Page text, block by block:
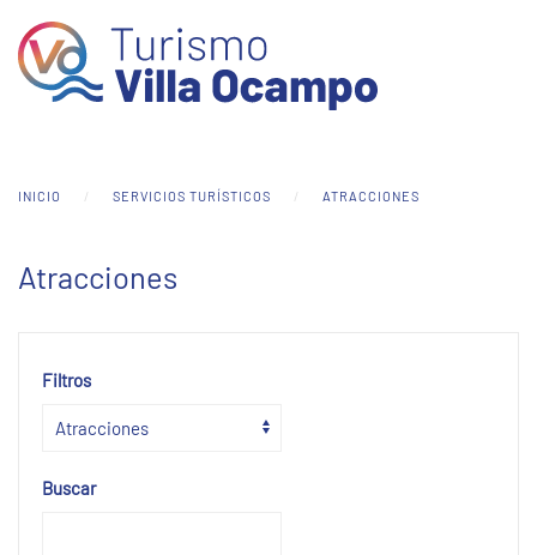
Skip to main content
INICIO SERVICIOS TURÍSTICOS ATRACCIONES
Atracciones
Filtros
Buscar